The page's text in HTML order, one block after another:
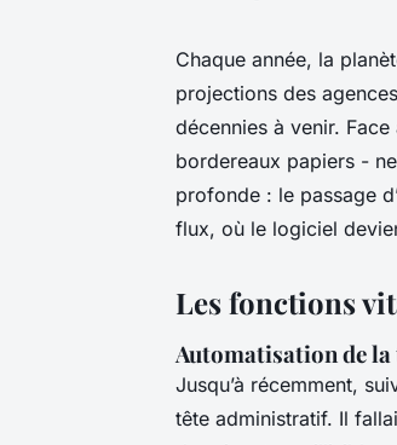
pour
en 2023
Chaque année, la
projections des
décennies à venir.
bordereaux papiers -
profonde : le passage
flux, où le logiciel
Les fonctions
Automatisation de
Jusqu’à récemment,
tête administratif. Il